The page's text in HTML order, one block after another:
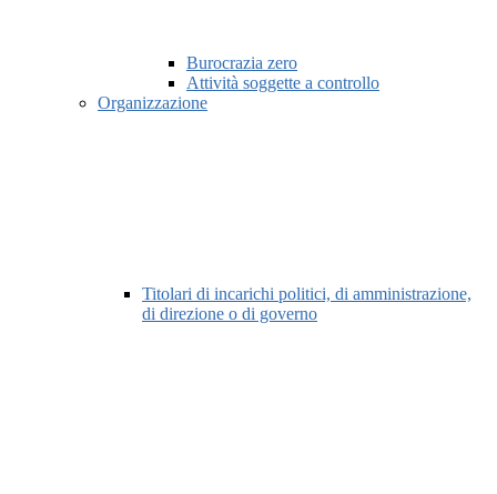
Burocrazia zero
Attività soggette a controllo
Organizzazione
Titolari di incarichi politici, di amministrazione,
di direzione o di governo